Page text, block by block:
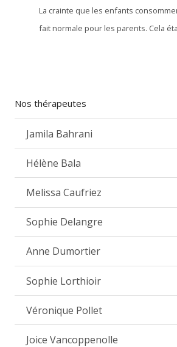
La crainte que les enfants
fait normale pour les parents. Cela
Nos thérapeutes
Jamila Bahrani
Hélène Bala
Melissa Caufriez
Sophie Delangre
Anne Dumortier
Sophie Lorthioir
Véronique Pollet
Joice Vancoppenolle